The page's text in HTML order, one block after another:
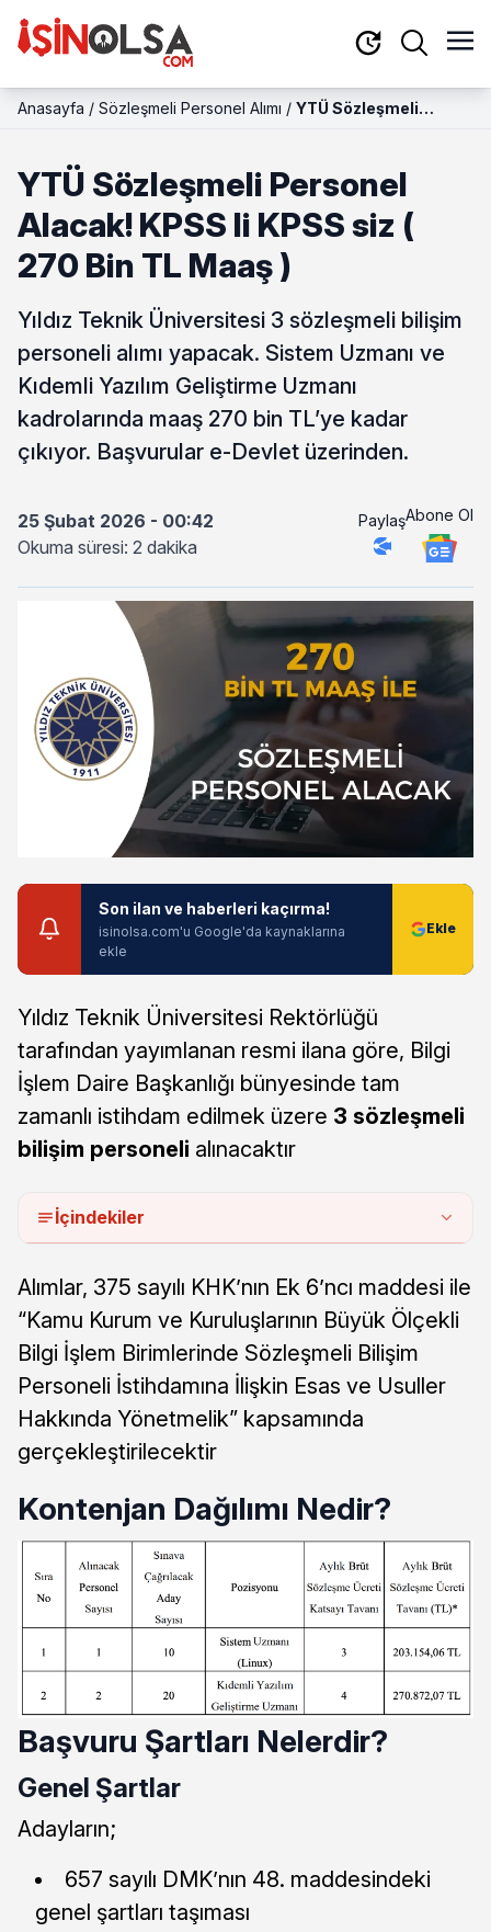
Anasayfa / Sözleşmeli Personel Alımı / YTÜ Sözleşmeli
YTÜ Sözleşmeli Personel
Alacak! KPSS li KPSS siz (
270 Bin TL Maaş )
Yıldız Teknik Üniversitesi 3 sözleşmeli bilişim
personeli alımı yapacak. Sistem Uzmanı ve
Kıdemli Yazılım Geliştirme Uzmanı
kadrolarında maaş 270 bin TL’ye kadar
çıkıyor. Başvurular e-Devlet üzerinden.
25 Şubat 2026 - 00:42
Okuma süresi: 2 dakika
PaylaşAbone Ol
Son ilan ve haberleri kaçırma!
isinolsa.com'u Google'da kaynaklarına
ekle
Yıldız Teknik Üniversitesi Rektörlüğü
tarafından yayımlanan resmi ilana göre, Bilgi
İşlem Daire Başkanlığı bünyesinde tam
zamanlı istihdam edilmek üzere 3 sözleşmeli
bilişim personeli alınacaktır
İçindekiler
Alımlar, 375 sayılı KHK’nın Ek 6’ncı maddesi ile
“Kamu Kurum ve Kuruluşlarının Büyük Ölçekli
Bilgi İşlem Birimlerinde Sözleşmeli Bilişim
Personeli İstihdamına İlişkin Esas ve Usuller
Hakkında Yönetmelik” kapsamında
gerçekleştirilecektir
Kontenjan Dağılımı Nedir?
Başvuru Şartları Nelerdir?
Genel Şartlar
Adayların;
657 sayılı DMK’nın 48. maddesindeki
genel şartları taşıması